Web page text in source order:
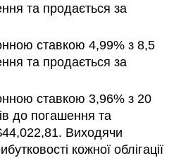
та продається за
ставкою 4,99% з 8,5
та продається за
ставкою 3,96% з 20
до погашення та
Виходячи
кожної облігації